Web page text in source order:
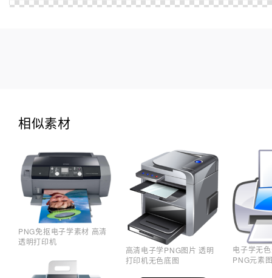
相似素材
PNG免抠电子学素材 高清
透明打印机
高清电子学PNG图片 透明
打印机无色底图
电子学无
PNG元素